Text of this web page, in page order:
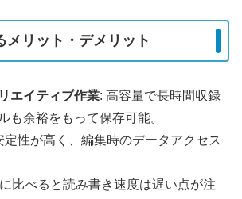
メリット・デメリット
エイティブ作業: 高容量で長時間収録
も余裕をもって保存可能。
定性が高く、編集時のデータアクセス
比べると読み書き速度は遅い点が注